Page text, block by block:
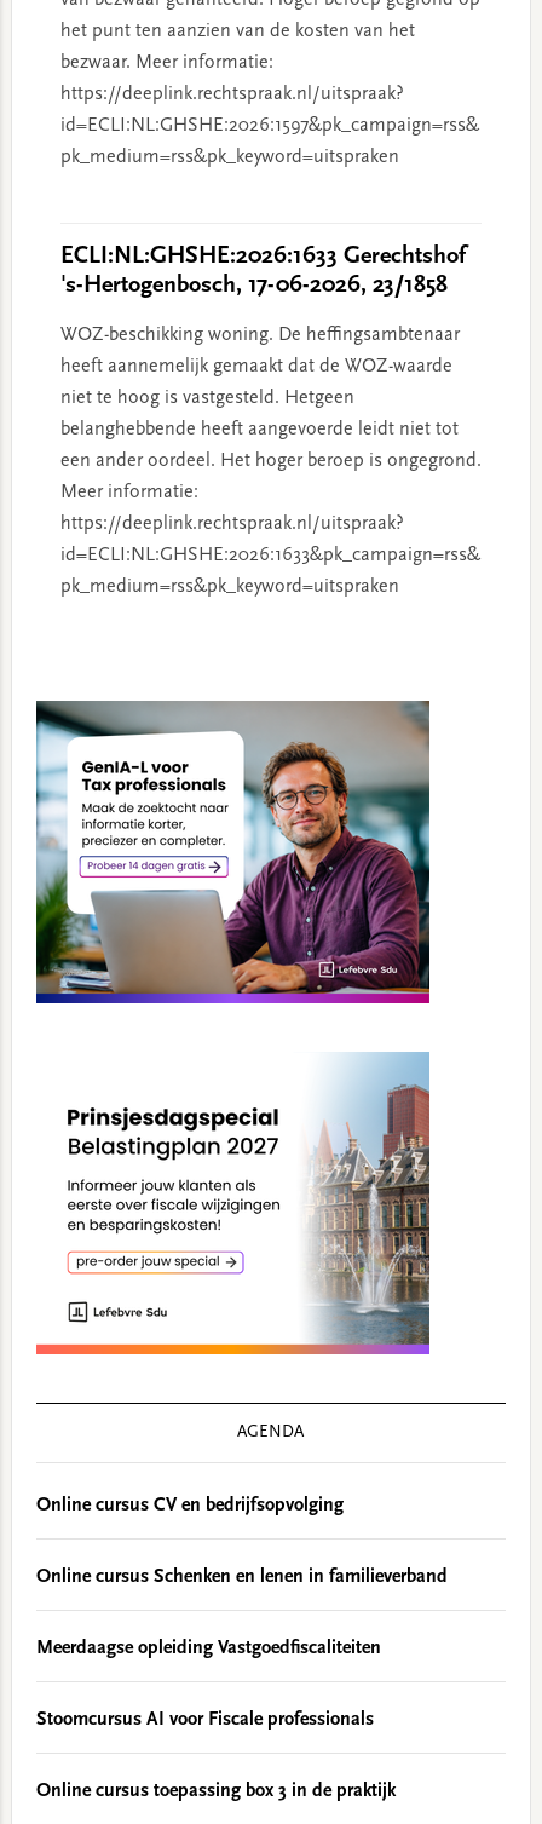
het punt ten aanzien van de kosten van het
bezwaar. Meer informatie:
https://deeplink.rechtspraak.nl/uitspraak?
id=ECLI:NL:GHSHE:2026:1597&pk_campaign=rss&
pk_medium=rss&pk_keyword=uitspraken
ECLI:NL:GHSHE:2026:1633 Gerechtshof
's-Hertogenbosch, 17-06-2026, 23/1858
WOZ-beschikking woning. De heffingsambtenaar
heeft aannemelijk gemaakt dat de WOZ-waarde
niet te hoog is vastgesteld. Hetgeen
belanghebbende heeft aangevoerde leidt niet tot
een ander oordeel. Het hoger beroep is ongegrond.
Meer informatie:
https://deeplink.rechtspraak.nl/uitspraak?
id=ECLI:NL:GHSHE:2026:1633&pk_campaign=rss&
pk_medium=rss&pk_keyword=uitspraken
Sidebar
AGENDA
Online cursus CV en bedrijfsopvolging
Online cursus Schenken en lenen in familieverband
Meerdaagse opleiding Vastgoedfiscaliteiten
Stoomcursus AI voor Fiscale professionals
Online cursus toepassing box 3 in de praktijk